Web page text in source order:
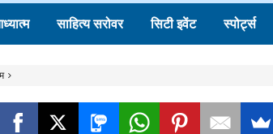
साहित्य सरोवर सिटी इवेंट स्पोर्ट्स